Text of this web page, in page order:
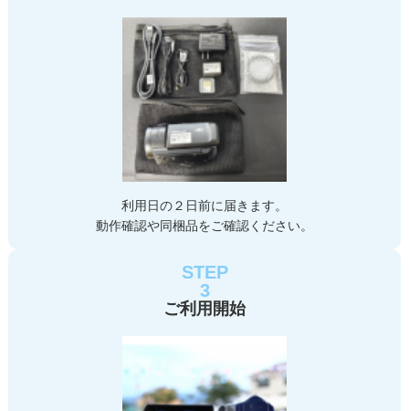
利用日の２日前に届きます。
動作確認や同梱品をご確認ください。
STEP
3
ご利用開始